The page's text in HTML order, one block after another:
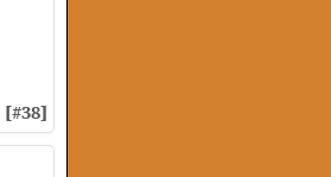
[#38]